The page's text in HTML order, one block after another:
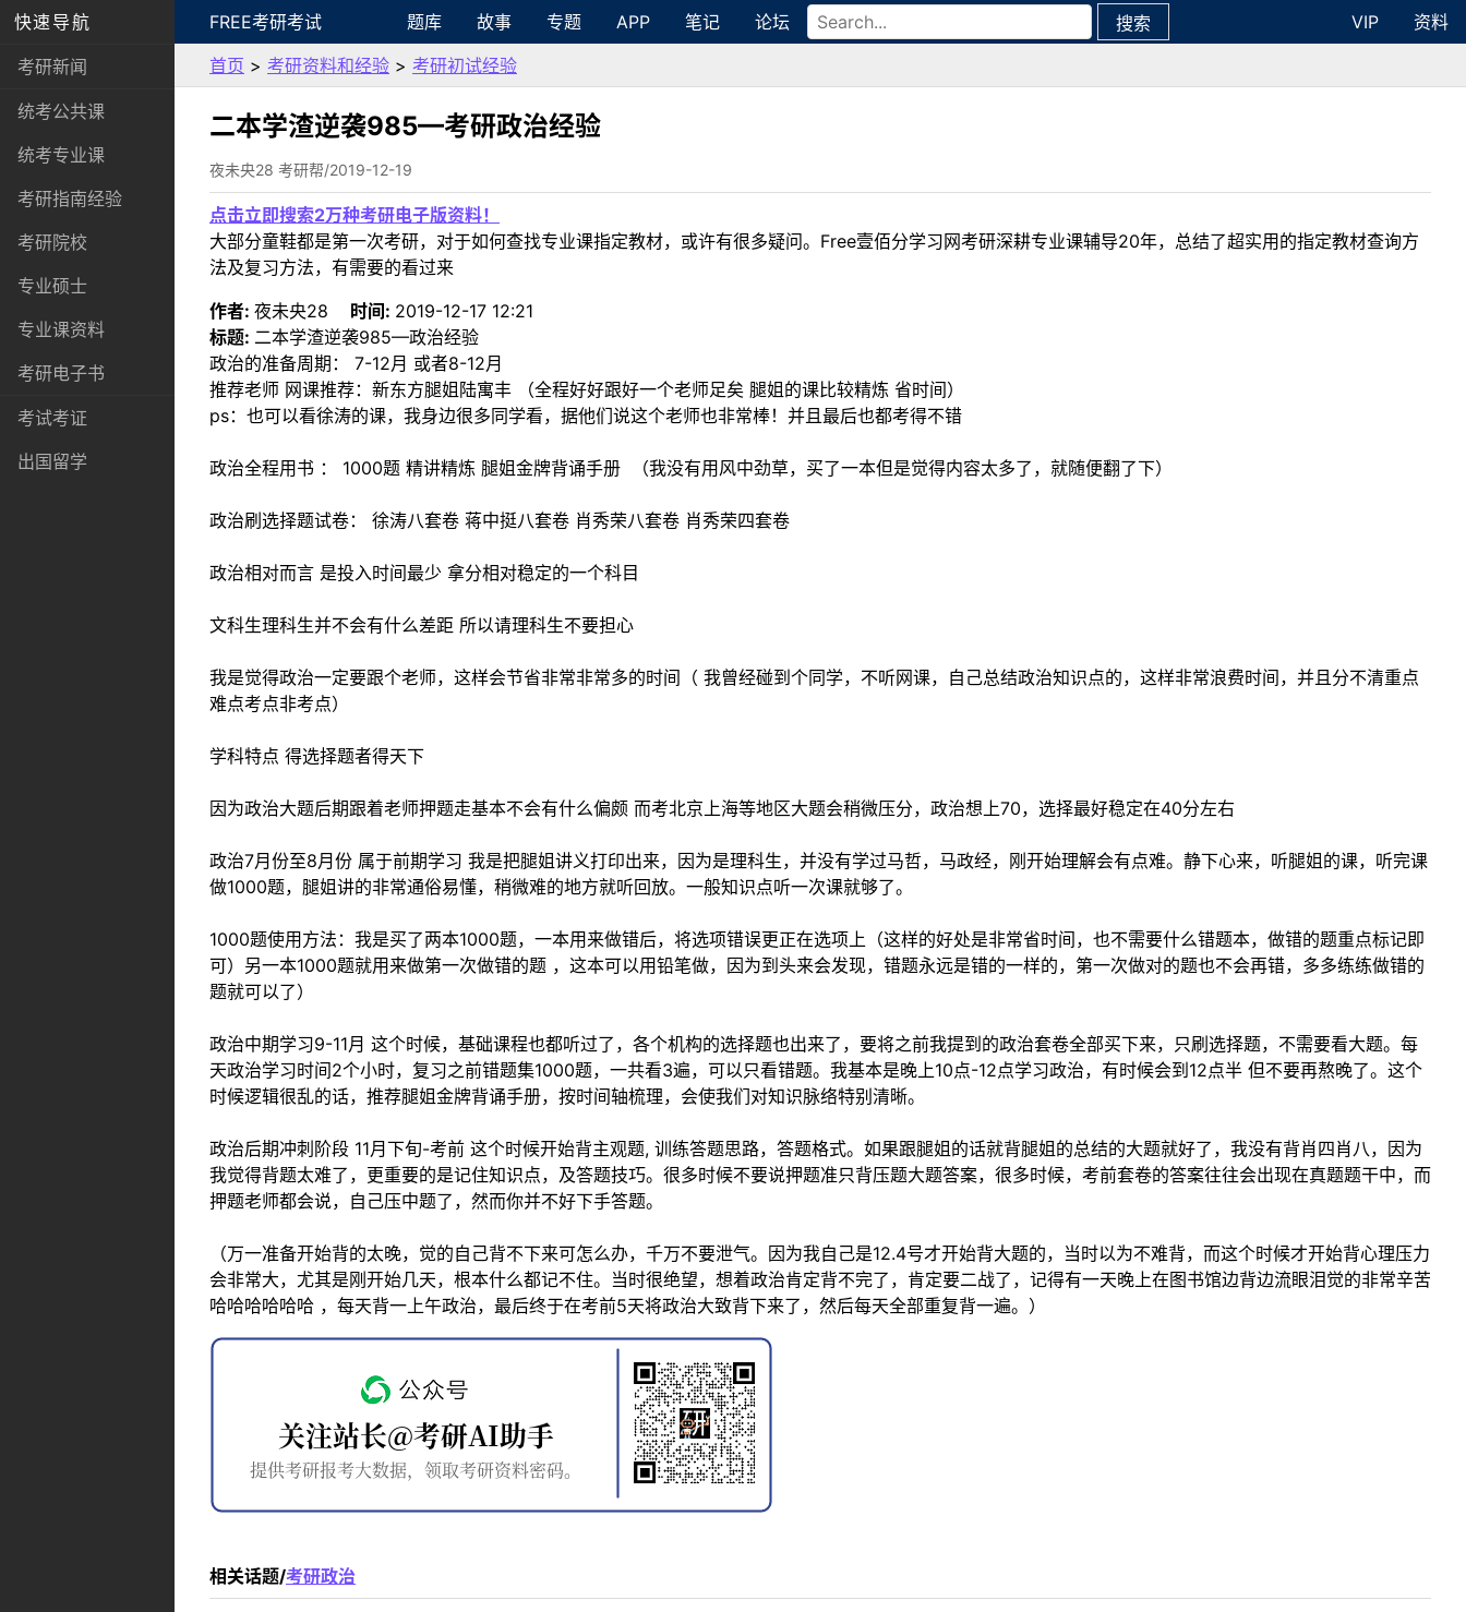
快速导航
考研新闻
统考公共课
统考专业课
考研指南经验
考研院校
专业硕士
专业课资料
考研电子书
考试考证
出国留学
FREE考研考试 题库 故事 专题 APP 笔记 论坛 搜索 VIP
资料
首页 > 考研资料和经验 > 考研初试经验
二本学渣逆袭985—考研政治经验
夜未央28 考研帮/2019-12-19
点击立即搜索2万种考研电子版资料！
大部分童鞋都是第一次考研，对于如何查找专业课指定教材，或许有很多疑问。Free壹佰分学习网考研深耕专业课辅导20年，总结了超实用的指定教材查询方
法及复习方法，有需要的看过来
作者: 夜未央28 时间: 2019-12-17 12:21
标题: 二本学渣逆袭985—政治经验
政治的准备周期： 7-12月 或者8-12月
推荐老师 网课推荐：新东方腿姐陆寓丰 （全程好好跟好一个老师足矣 腿姐的课比较精炼 省时间）
ps：也可以看徐涛的课，我身边很多同学看，据他们说这个老师也非常棒！并且最后也都考得不错
政治全程用书 ： 1000题 精讲精炼 腿姐金牌背诵手册 （我没有用风中劲草，买了一本但是觉得内容太多了，就随便翻了下）
政治刷选择题试卷： 徐涛八套卷 蒋中挺八套卷 肖秀荣八套卷 肖秀荣四套卷
政治相对而言 是投入时间最少 拿分相对稳定的一个科目
文科生理科生并不会有什么差距 所以请理科生不要担心
我是觉得政治一定要跟个老师，这样会节省非常非常多的时间（ 我曾经碰到个同学，不听网课，自己总结政治知识点的，这样非常浪费时间，并且分不清重点
难点考点非考点）
学科特点 得选择题者得天下
因为政治大题后期跟着老师押题走基本不会有什么偏颇 而考北京上海等地区大题会稍微压分，政治想上70，选择最好稳定在40分左右
政治7月份至8月份 属于前期学习 我是把腿姐讲义打印出来，因为是理科生，并没有学过马哲，马政经，刚开始理解会有点难。静下心来，听腿姐的课，听完课
做1000题，腿姐讲的非常通俗易懂，稍微难的地方就听回放。一般知识点听一次课就够了。
1000题使用方法：我是买了两本1000题，一本用来做错后，将选项错误更正在选项上（这样的好处是非常省时间，也不需要什么错题本，做错的题重点标记即
可）另一本1000题就用来做第一次做错的题 ，这本可以用铅笔做，因为到头来会发现，错题永远是错的一样的，第一次做对的题也不会再错，多多练练做错的
题就可以了）
政治中期学习9-11月 这个时候，基础课程也都听过了，各个机构的选择题也出来了，要将之前我提到的政治套卷全部买下来，只刷选择题，不需要看大题。每
天政治学习时间2个小时，复习之前错题集1000题，一共看3遍，可以只看错题。我基本是晚上10点-12点学习政治，有时候会到12点半 但不要再熬晚了。这个
时候逻辑很乱的话，推荐腿姐金牌背诵手册，按时间轴梳理，会使我们对知识脉络特别清晰。
政治后期冲刺阶段 11月下旬-考前 这个时候开始背主观题, 训练答题思路，答题格式。如果跟腿姐的话就背腿姐的总结的大题就好了，我没有背肖四肖八，因为
我觉得背题太难了，更重要的是记住知识点，及答题技巧。很多时候不要说押题准只背压题大题答案，很多时候，考前套卷的答案往往会出现在真题题干中，而
押题老师都会说，自己压中题了，然而你并不好下手答题。
（万一准备开始背的太晚，觉的自己背不下来可怎么办，千万不要泄气。因为我自己是12.4号才开始背大题的，当时以为不难背，而这个时候才开始背心理压力
会非常大，尤其是刚开始几天，根本什么都记不住。当时很绝望，想着政治肯定背不完了，肯定要二战了，记得有一天晚上在图书馆边背边流眼泪觉的非常辛苦
哈哈哈哈哈哈 ，每天背一上午政治，最后终于在考前5天将政治大致背下来了，然后每天全部重复背一遍。）
相关话题/考研政治